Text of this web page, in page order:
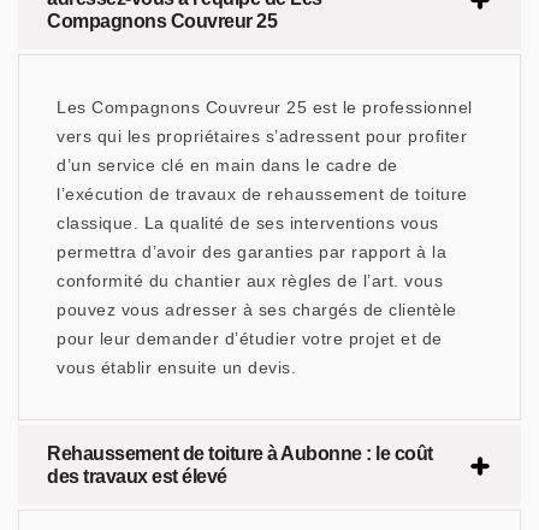
Compagnons Couvreur 25
Les Compagnons Couvreur 25 est le professionnel
vers qui les propriétaires s’adressent pour profiter
d’un service clé en main dans le cadre de
l’exécution de travaux de rehaussement de toiture
classique. La qualité de ses interventions vous
permettra d’avoir des garanties par rapport à la
conformité du chantier aux règles de l’art. vous
pouvez vous adresser à ses chargés de clientèle
pour leur demander d’étudier votre projet et de
vous établir ensuite un devis.
Rehaussement de toiture à Aubonne : le coût
des travaux est élevé